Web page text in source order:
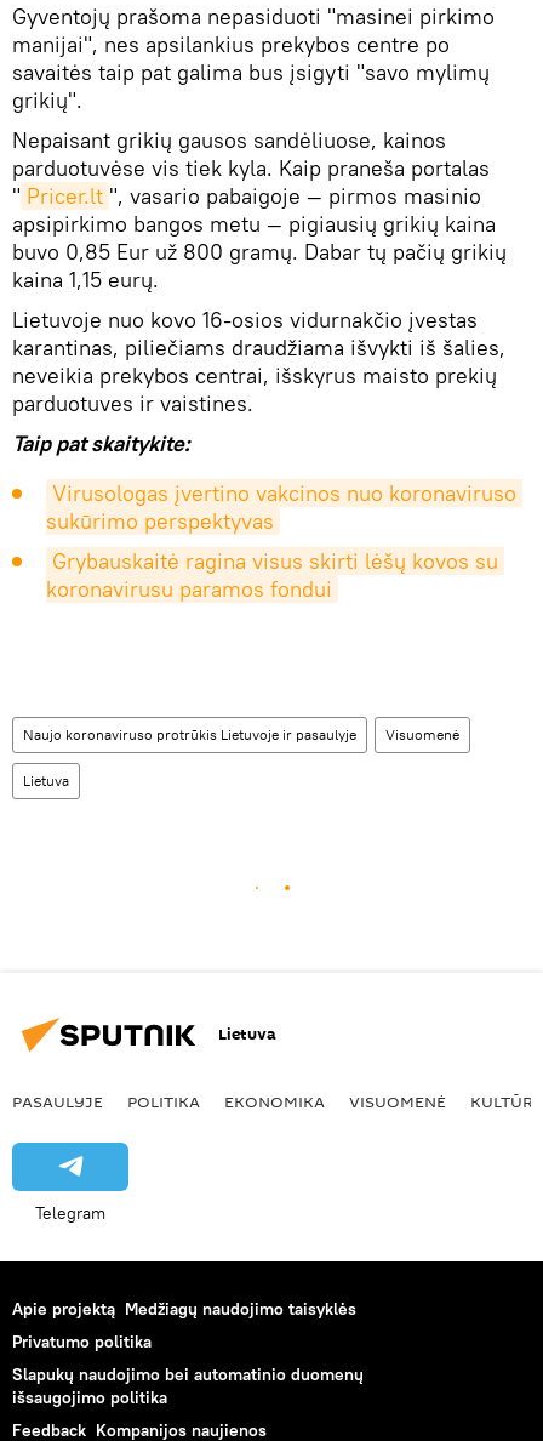
Gyventojų prašoma nepasiduoti "masinei pirkimo
manijai", nes apsilankius prekybos centre po
savaitės taip pat galima bus įsigyti "savo mylimų
grikių".
Nepaisant grikių gausos sandėliuose, kainos
parduotuvėse vis tiek kyla. Kaip praneša portalas
" Pricer.lt ", vasario pabaigoje — pirmos masinio
apsipirkimo bangos metu — pigiausių grikių kaina
buvo 0,85 Eur už 800 gramų. Dabar tų pačių grikių
kaina 1,15 eurų.
Lietuvoje nuo kovo 16-osios vidurnakčio įvestas
karantinas, piliečiams draudžiama išvykti iš šalies,
neveikia prekybos centrai, išskyrus maisto prekių
parduotuves ir vaistines.
Taip pat skaitykite:
Virusologas įvertino vakcinos nuo koronaviruso
sukūrimo perspektyvas
Grybauskaitė ragina visus skirti lėšų kovos su
koronavirusu paramos fondui
Naujo koronaviruso protrūkis Lietuvoje ir pasaulyje Visuomenė
Lietuva
Lietuva
PASAULYJE POLITIKA EKONOMIKA VISUOMENĖ KULTŪRA
Telegram
Apie projektą Medžiagų naudojimo taisyklės
Privatumo politika
Slapukų naudojimo bei automatinio duomenų
išsaugojimo politika
Feedback Kompanijos naujienos